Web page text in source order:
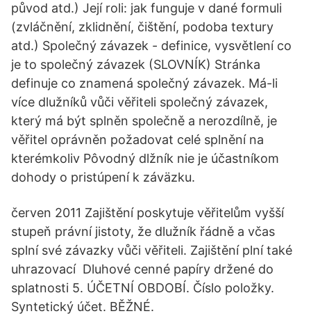
původ atd.) Její roli: jak funguje v dané formuli
(zvláčnění, zklidnění, čištění, podoba textury
atd.) Společný závazek - definice, vysvětlení co
je to společný závazek (SLOVNÍK) Stránka
definuje co znamená společný závazek. Má-li
více dlužníků vůči věřiteli společný závazek,
který má být splněn společně a nerozdílně, je
věřitel oprávněn požadovat celé splnění na
kterémkoliv Pôvodný dlžník nie je účastníkom
dohody o pristúpení k záväzku.
červen 2011 Zajištění poskytuje věřitelům vyšší
stupeň právní jistoty, že dlužník řádně a včas
splní své závazky vůči věřiteli. Zajištění plní také
uhrazovací Dluhové cenné papíry držené do
splatnosti 5. ÚČETNÍ OBDOBÍ. Číslo položky.
Syntetický účet. BĚŽNÉ.